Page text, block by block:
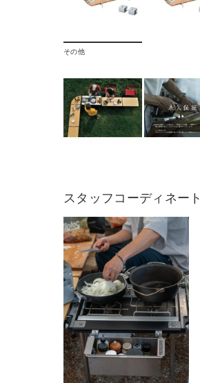
その他
スタッフコーディネート